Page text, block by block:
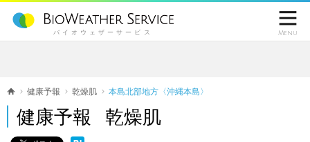
バイオウェザーサービス

Menu
健康予報 乾燥肌 本島北部地方〈沖縄本島〉
健康予報 乾燥肌